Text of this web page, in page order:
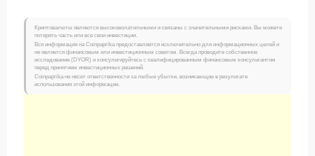
Криптовалюты являются высоковолатильными и связаны с значительными рисками. Вы можете
потерять часть или все свои инвестиции.
Вся информация на Coinpaprika предоставляется исключительно для информационных целей и
не является финансовым или инвестиционным советом. Всегда проводите собственное
исследование (DYOR) и консультируйтесь с квалифицированным финансовым консультантом
перед принятием инвестиционных решений.
Coinpaprika не несет ответственности за любые убытки, возникающие в результате
использования этой информации.